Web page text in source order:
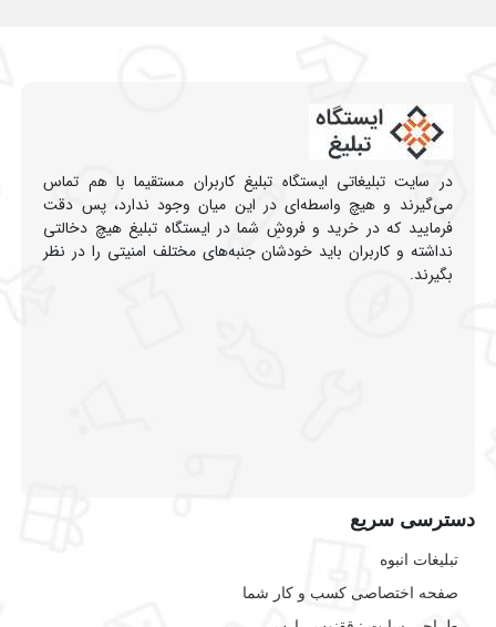
در سایت تبلیغاتی ایستگاه تبلیغ کاربران مستقیما با هم تماس
می‌گیرند و هیچ واسطه‌ای در این میان وجود ندارد، پس دقت
فرمایید که در خرید و فروشِ شما در ایستگاه تبلیغ هیچ دخالتی
نداشته و کاربران باید خودشان جنبه‌های مختلف امنیتی را در نظر
بگیرند.
دسترسی سریع
تبلیغات انبوه
صفحه اختصاصی کسب و کار شما